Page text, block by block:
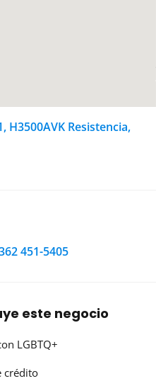
H3500AVK Resistencia,
451-5405
este negocio
LGBTQ+
crédito